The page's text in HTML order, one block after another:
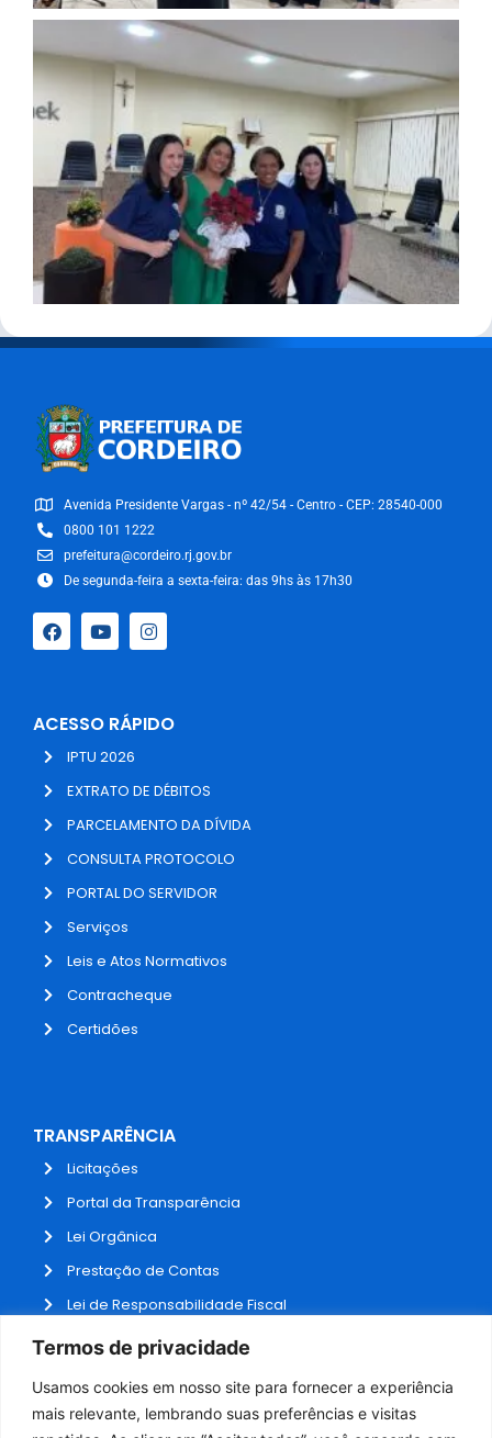
Termos de privacidade
Usamos cookies em nosso site para fornecer a experiência
mais relevante, lembrando suas preferências e visitas
Avenida Presidente Vargas - nº 42/54 - Centro - CEP: 28540-000
0800 101 1222
prefeitura@cordeiro.rj.gov.br
De segunda-feira a sexta-feira: das 9hs às 17h30
ACESSO RÁPIDO
IPTU 2026
EXTRATO DE DÉBITOS
PARCELAMENTO DA DÍVIDA
CONSULTA PROTOCOLO
PORTAL DO SERVIDOR
Serviços
Leis e Atos Normativos
Contracheque
Certidões
TRANSPARÊNCIA
Licitações
Portal da Transparência
Lei Orgânica
Prestação de Contas
Lei de Responsabilidade Fiscal
Receitas e Despesas
Fale Conosco